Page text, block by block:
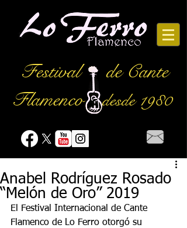
Festival
de Cante
Flamencodesde 1980
Anabel Rodríguez Rosado
“Melón de Oro” 2019
El Festival Internacional de Cante
Flamenco de Lo Ferro otorgó su